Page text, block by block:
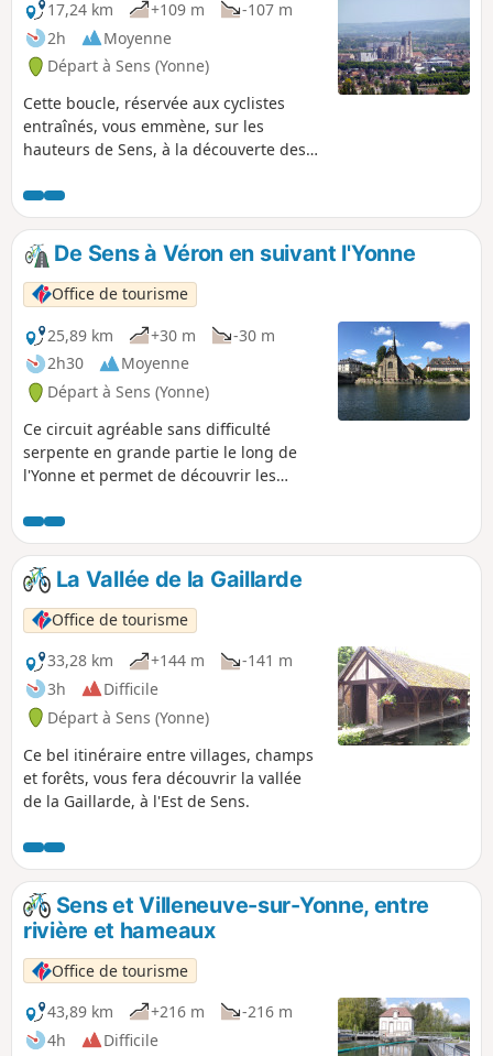
17,24 km +109 m
-107 m
2h
Moyenne
Départ à Sens (Yonne)
Cette boucle, réservée aux cyclistes
entraînés, vous emmène, sur les
hauteurs de Sens, à la découverte des
Courtois-sur-Yonne, de leurs églises et
de leur petit patrimoine. En guise de
récompense, beau point de vue garanti
sur la ville de Sens et la vallée de
l'Yonne.
De Sens à Véron en suivant l'Yonne
Office de tourisme
25,89 km
+30 m
-30 m
2h30
Moyenne
Départ à Sens (Yonne)
Ce circuit agréable sans difficulté
serpente en grande partie le long de
l'Yonne et permet de découvrir les
La Vallée de la Gaillarde
Office de tourisme
33,28 km
+144 m
-141 m
3h
Difficile
Départ à Sens (Yonne)
Ce bel itinéraire entre villages, champs
et forêts, vous fera découvrir la vallée
de la Gaillarde, à l'Est de Sens.
Sens et Villeneuve-sur-Yonne, entre
rivière et hameaux
Office de tourisme
43,89 km
+216 m
-216 m
4h
Difficile